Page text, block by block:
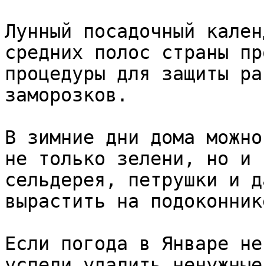
Лунный посадочный
средних полос страны
процедуры для защиты
заморозков.
В зимние дни дома
не только зелени, но и
сельдерея, петрушки и
вырастить на
Если погода в Январе